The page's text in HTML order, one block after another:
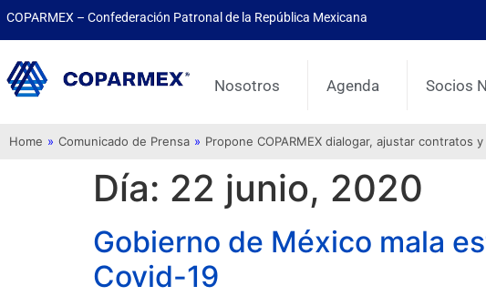
COPARMEX – Confederación Patronal de la República Mexicana
Nosotros Agenda Socios
Home » Comunicado de Prensa » Propone COPARMEX dialogar, ajustar
Día: 22 junio, 2020
Gobierno de México mala
Covid-19